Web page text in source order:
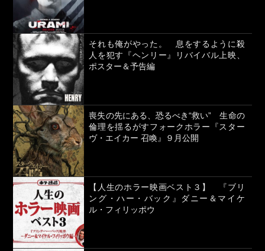
それも俺がやった。 息をするように殺
人を犯す『ヘンリー』リバイバル上映、
ポスター＆予告編
喪失の先にある、恐るべき“救い” 生命の
倫理を揺るがすフォークホラー『スター
ヴ・エイカー 召喚』９月公開
【人生のホラー映画ベスト３】 『ブリ
ング・ハー・バック』ダニー＆マイケ
ル・フィリッポウ